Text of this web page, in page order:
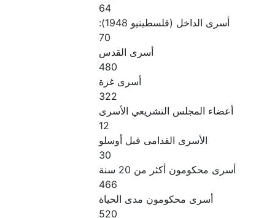
64
أسرى الداخل (فلسطينيو 1948):
70
أسرى القدس
480
أسرى غزة
322
أعضاء المجلس التشريعي الأسرى
12
الأسرى القدامى قبل أوسلو
30
أسرى محكومون أكثر من 20 سنة
466
أسرى محكومون مدى الحياة
520